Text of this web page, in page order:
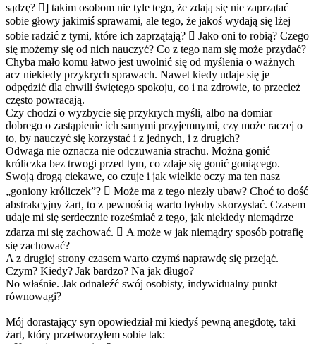
sądzę? ] takim osobom nie tyle tego, że zdają się nie zaprzątać
sobie głowy jakimiś sprawami, ale tego, że jakoś wydają się lżej
sobie radzić z tymi, które ich zaprzątają?  Jako oni to robią? Czego
się możemy się od nich nauczyć? Co z tego nam się może przydać?
Chyba mało komu łatwo jest uwolnić się od myślenia o ważnych
acz niekiedy przykrych sprawach. Nawet kiedy udaje się je
odpędzić dla chwili świętego spokoju, co i na zdrowie, to przecież
często powracają.
Czy chodzi o wyzbycie się przykrych myśli, albo na domiar
dobrego o zastąpienie ich samymi przyjemnymi, czy może raczej o
to, by nauczyć się korzystać i z jednych, i z drugich?
Odwaga nie oznacza nie odczuwania strachu. Można gonić
króliczka bez trwogi przed tym, co zdaje się gonić goniącego.
Swoją drogą ciekawe, co czuje i jak wielkie oczy ma ten nasz
„goniony króliczek”?  Może ma z tego niezły ubaw? Choć to dość
abstrakcyjny żart, to z pewnością warto byłoby skorzystać. Czasem
udaje mi się serdecznie roześmiać z tego, jak niekiedy niemądrze
zdarza mi się zachować.  A może w jak niemądry sposób potrafię
się zachować?
A z drugiej strony czasem warto czymś naprawdę się przejąć.
Czym? Kiedy? Jak bardzo? Na jak długo?
No właśnie. Jak odnaleźć swój osobisty, indywidualny punkt
równowagi?
Mój dorastający syn opowiedział mi kiedyś pewną anegdotę, taki
żart, który przetworzyłem sobie tak: